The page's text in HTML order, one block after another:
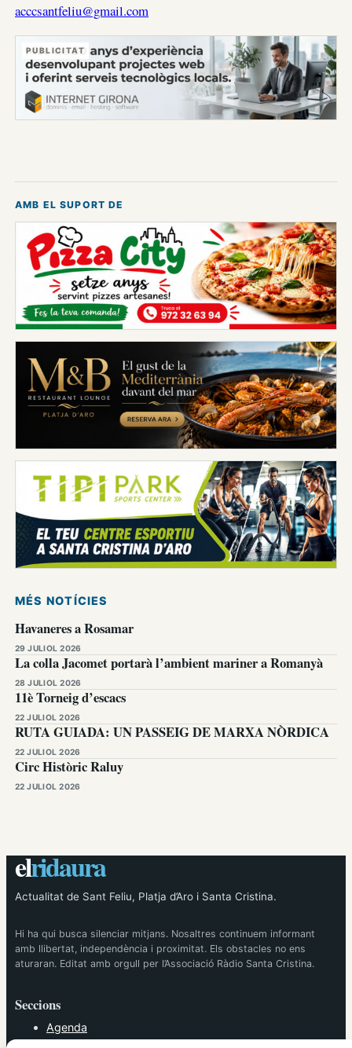
acccsantfeliu@gmail.com
PUBLICITAT
AMB EL SUPORT DE
MÉS NOTÍCIES
Havaneres a Rosamar
29 JULIOL 2026
La colla Jacomet portarà l’ambient mariner a Romanyà
28 JULIOL 2026
11è Torneig d’escacs
22 JULIOL 2026
RUTA GUIADA: UN PASSEIG DE MARXA NÒRDICA
22 JULIOL 2026
Circ Històric Raluy
22 JULIOL 2026
elridaura
Actualitat de Sant Feliu, Platja d’Aro i Santa Cristina.
Hi ha qui busca silenciar mitjans. Nosaltres continuem informant
amb llibertat, independència i proximitat. Els obstacles no ens
aturaran. Editat amb orgull per l’Associació Ràdio Santa Cristina.
Seccions
Agenda